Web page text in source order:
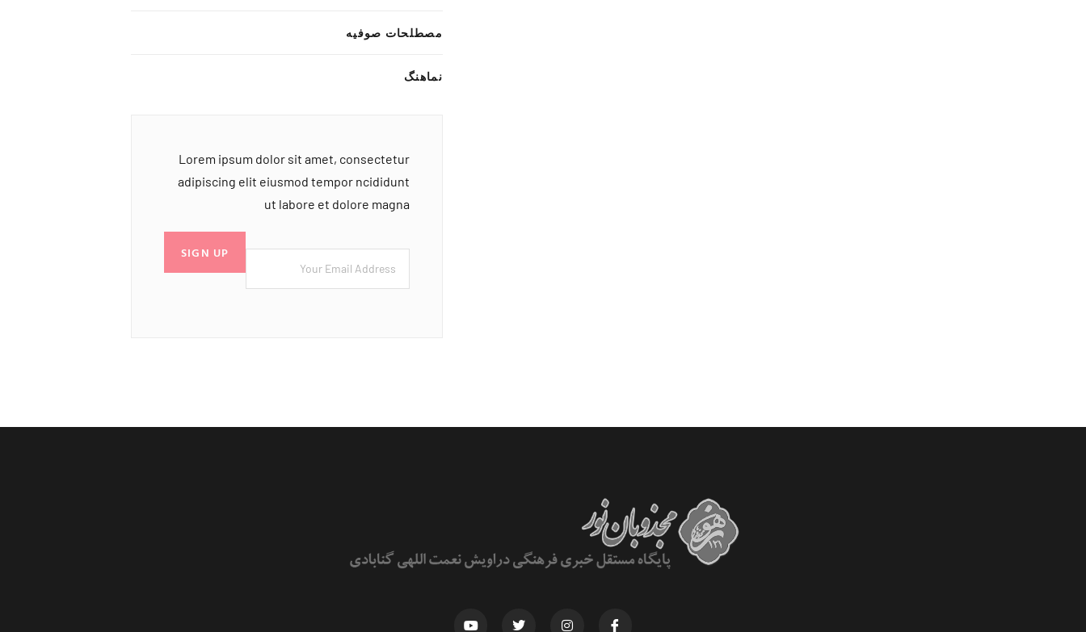
مصطلحات صوفیه
نماهنگ
Lorem ipsum dolor sit amet, consectetur
adipiscing elit eiusmod tempor ncididunt
ut labore et dolore magna
SIGN UP